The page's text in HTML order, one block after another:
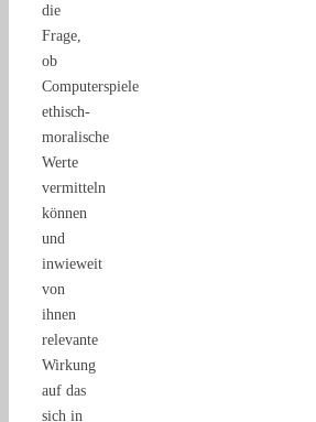
die
Frage,
ob
Computerspiele
ethisch-
moralische
Werte
vermitteln
können
und
inwieweit
von
ihnen
relevante
Wirkung
auf das
sich in